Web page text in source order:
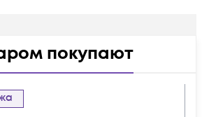
покупают